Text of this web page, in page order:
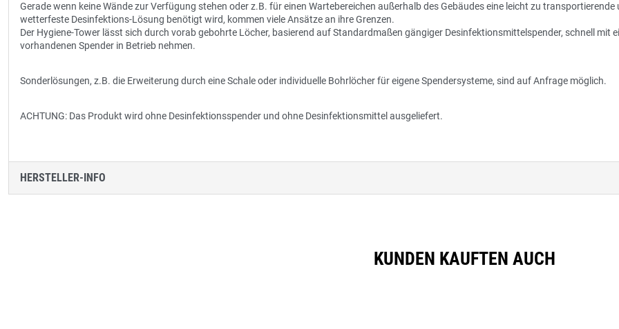
Gerade wenn keine Wände zur Verfügung stehen oder z.B. für einen Wartebereichen außerhalb des Gebäudes eine leicht zu transportierende
wetterfeste Desinfektions-Lösung benötigt wird, kommen viele Ansätze an ihre Grenzen.
Der Hygiene-Tower lässt sich durch vorab gebohrte Löcher, basierend auf Standardmaßen gängiger Desinfektionsmittelspender, schnell mit
vorhandenen Spender in Betrieb nehmen.
Sonderlösungen, z.B. die Erweiterung durch eine Schale oder individuelle Bohrlöcher für eigene Spendersysteme, sind auf Anfrage möglich.
ACHTUNG: Das Produkt wird ohne Desinfektionsspender und ohne Desinfektionsmittel ausgeliefert.
HERSTELLER-INFO
KUNDEN KAUFTEN AUCH